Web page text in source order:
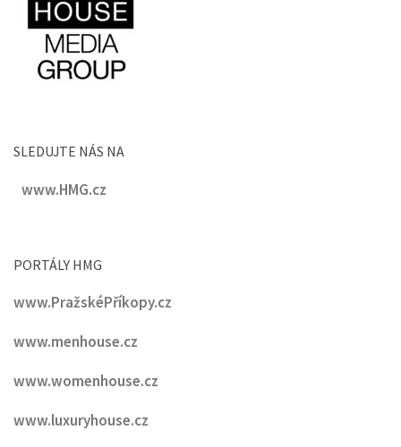
SLEDUJTE NÁS NA
www.HMG.cz
PORTÁLY HMG
www.PražskéPříkopy.cz
www.menhouse.cz
www.womenhouse.cz
www.luxuryhouse.cz